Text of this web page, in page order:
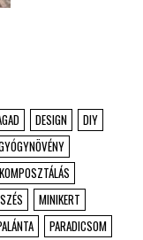
DESIGN
DIY
KOMPOSZTÁLÁS
MINIKERT
PARADICSOM